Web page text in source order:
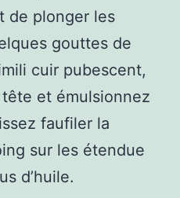
de plonger les
gouttes de
cuir pubescent,
et émulsionnez
faufiler la
sur les étendue
d’huile.